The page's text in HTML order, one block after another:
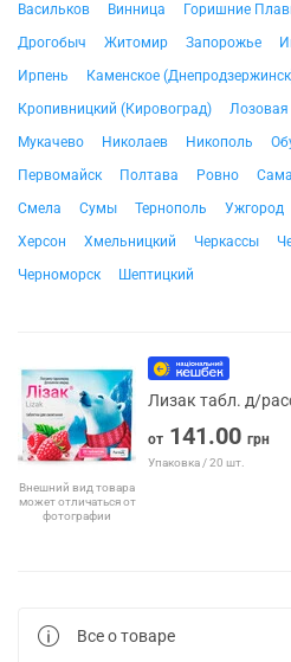
Васильков
Винница Горишние
Дрогобыч
Житомир Запорожье
Ирпень
Каменское
Кропивницкий (Кировоград)
Лозовая
Мукачево
Николаев Никополь
Первомайск
Полтава Ровно
Смела
Сумы Тернополь Ужгород
Херсон
Хмельницкий Черкассы
Черноморск
Шептицкий
Внешний вид товара
может отличаться от
фотографии
Лизак табл. д/
от 141.00 грн
Упаковка / 20 шт.
Все о товаре